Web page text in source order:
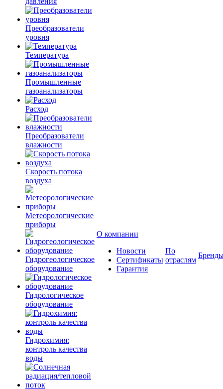
Преобразователи
уровня
Температура
Промышленные
газоанализаторы
Расход
Преобразователи
влажности
Скорость потока
воздуха
Метеорологические
приборы
Гидрогеологическое
оборудование
Гидрологическое
оборудование
Гидрохимия:
контроль качества
воды
О компании
Новости
Сертификаты
Гарантия
По
отраслям